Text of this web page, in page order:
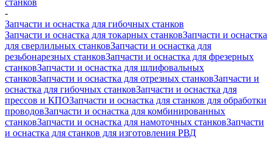
-
Запчасти и оснастка для гибочных станков
Запчасти и оснастка для токарных станковЗапчасти и оснастка
для сверлильных станковЗапчасти и оснастка для
резьбонарезных станковЗапчасти и оснастка для фрезерных
станковЗапчасти и оснастка для шлифовальных
станковЗапчасти и оснастка для отрезных станковЗапчасти и
оснастка для гибочных станковЗапчасти и оснастка для
прессов и КПОЗапчасти и оснастка для станков для обработки
проводовЗапчасти и оснастка для комбинированных
станковЗапчасти и оснастка для намоточных станковЗапчасти
и оснастка для станков для изготовления РВД